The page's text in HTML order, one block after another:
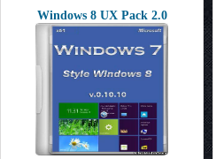
Windows 8 UX Pack 2.0